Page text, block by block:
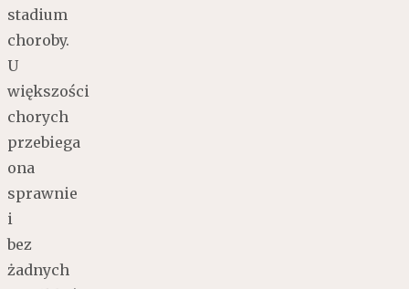
stadium
choroby.
U
większości
chorych
przebiega
ona
sprawnie
i
bez
żadnych